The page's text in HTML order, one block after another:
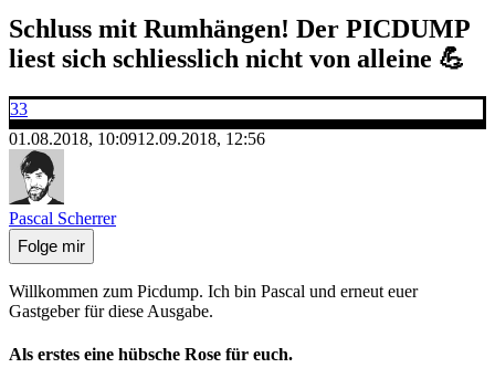
Schluss mit Rumhängen! Der PICDUMP
liest sich schliesslich nicht von alleine 💪
33
01.08.2018, 10:0912.09.2018, 12:56
Pascal Scherrer
Folge mir
Willkommen zum Picdump. Ich bin Pascal und erneut euer
Gastgeber für diese Ausgabe.
Als erstes eine hübsche Rose für euch.